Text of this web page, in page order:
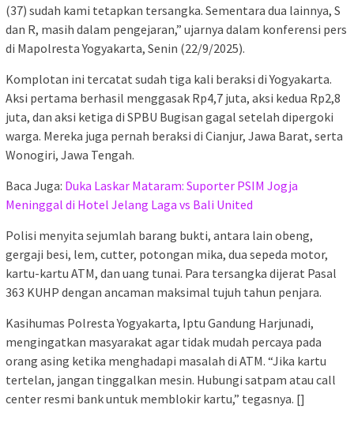
(37) sudah kami tetapkan tersangka. Sementara dua lainnya, S
dan R, masih dalam pengejaran,” ujarnya dalam konferensi pers
di Mapolresta Yogyakarta, Senin (22/9/2025).
Komplotan ini tercatat sudah tiga kali beraksi di Yogyakarta.
Aksi pertama berhasil menggasak Rp4,7 juta, aksi kedua Rp2,8
juta, dan aksi ketiga di SPBU Bugisan gagal setelah dipergoki
warga. Mereka juga pernah beraksi di Cianjur, Jawa Barat, serta
Wonogiri, Jawa Tengah.
Baca Juga: Duka Laskar Mataram: Suporter PSIM Jogja
Meninggal di Hotel Jelang Laga vs Bali United
Polisi menyita sejumlah barang bukti, antara lain obeng,
gergaji besi, lem, cutter, potongan mika, dua sepeda motor,
kartu-kartu ATM, dan uang tunai. Para tersangka dijerat Pasal
363 KUHP dengan ancaman maksimal tujuh tahun penjara.
Kasihumas Polresta Yogyakarta, Iptu Gandung Harjunadi,
mengingatkan masyarakat agar tidak mudah percaya pada
orang asing ketika menghadapi masalah di ATM. “Jika kartu
tertelan, jangan tinggalkan mesin. Hubungi satpam atau call
center resmi bank untuk memblokir kartu,” tegasnya. []